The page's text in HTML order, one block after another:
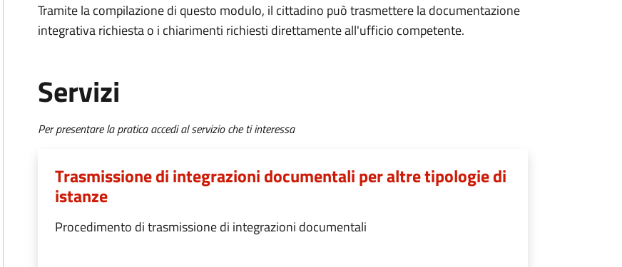
Tramite la compilazione di questo modulo, il cittadino può trasmettere la documentazione
integrativa richiesta o i chiarimenti richiesti direttamente all'ufficio competente.
Servizi
Per presentare la pratica accedi al servizio che ti interessa
Trasmissione di integrazioni documentali per altre tipologie di
istanze
Procedimento di trasmissione di integrazioni documentali